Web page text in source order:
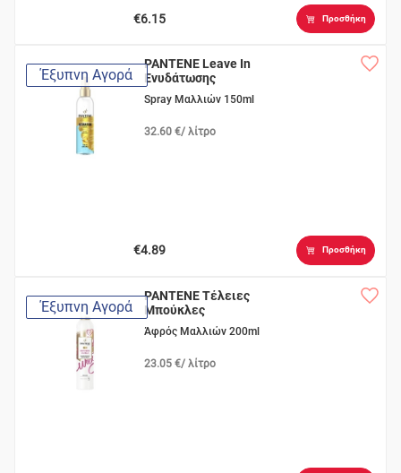
€6.15 Προσθήκη
Έξυπνη Αγορά
PANTENE Leave In
Ενυδάτωσης
Spray Μαλλιών 150ml
32.60 €/ λίτρο
€4.89 Προσθήκη
Έξυπνη Αγορά
PANTENE Τέλειες
Μπούκλες
Άφρός Μαλλιών 200ml
23.05 €/ λίτρο